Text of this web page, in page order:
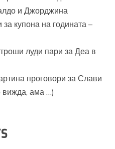
и Джорджина
купона на годината –
луди пари за Деа в
проговори за Слави
вижда, ама …)